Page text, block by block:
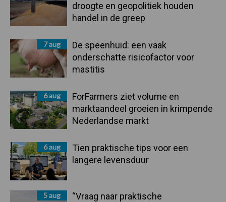
droogte en geopolitiek houden
handel in de greep
7 aug
De speenhuid: een vaak
onderschatte risicofactor voor
mastitis
6 aug
ForFarmers ziet volume en
marktaandeel groeien in krimpende
Nederlandse markt
6 aug
Tien praktische tips voor een
langere levensduur
5 aug
“Vraag naar praktische